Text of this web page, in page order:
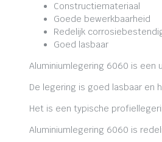
Constructiemateriaal
Goede bewerkbaarheid
Redelijk
Goed lasbaar
Aluminiumlegering 6060 is
De legering is goed lasbaar en
Het is een typische
Aluminiumlegering 6060 is